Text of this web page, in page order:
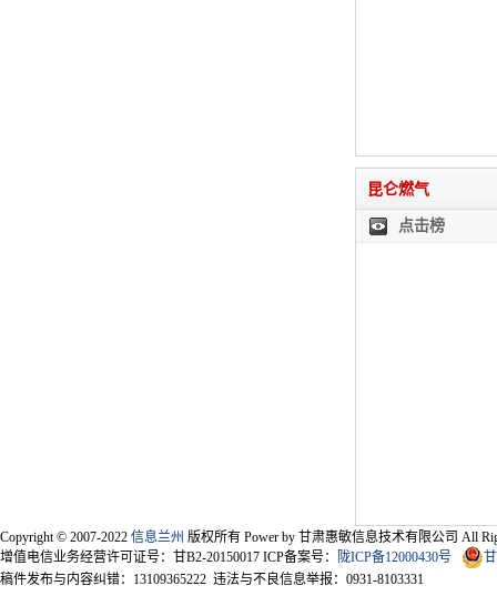
昆仑燃气
点击榜
Copyright © 2007-2022 信息兰州 版权所有 Power by 甘肃惠敏信息技术有限公司 All
增值电信业务经营许可证号：甘B2-20150017 ICP备案号：
陇ICP备12000430号
稿件发布与内容纠错：13109365222 违法与不良信息举报：0931-8103331